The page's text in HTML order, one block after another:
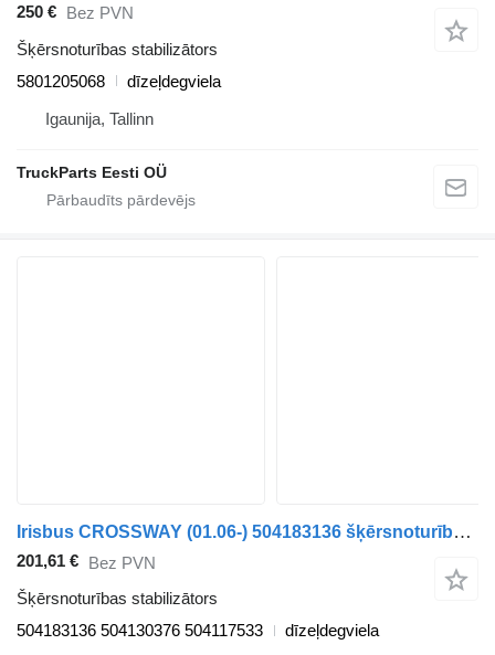
250 €
Bez PVN
Šķērsnoturības stabilizātors
5801205068
dīzeļdegviela
Igaunija, Tallinn
TruckParts Eesti OÜ
Irisbus CROSSWAY (01.06-) 504183136 šķērsnoturības stabilizātors paredzēts Irisbus Arway, Crossway, Crealis, Magelys, Proway, Daily Tourys (2006-) autobusa
201,61 € Bez PVN
Šķērsnoturības stabilizātors
504183136 504130376 504117533
dīzeļdegviela